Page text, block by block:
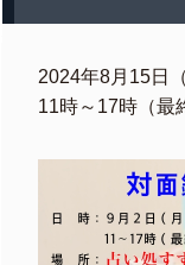
2024年8月15日（
11時～17時（最